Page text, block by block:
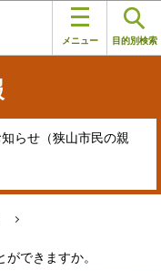
メニュー 目的別検索
らせ（狭山市民の親
できますか。